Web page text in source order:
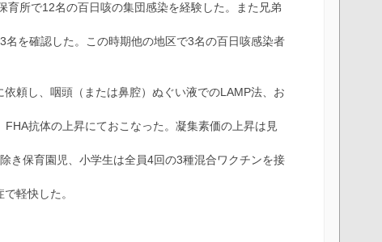
所で12名の百日咳の集団感染を経験した。また兄弟
名を確認した。この時期他の地区で3名の百日咳感染者
頼し、咽頭（または鼻腔）ぬぐい液でのLAMP法、お
FHA抗体の上昇にておこなった。凝集素価の上昇は見
き保育園児、小学生は全員4回の3種混合ワクチンを接
軽快した。